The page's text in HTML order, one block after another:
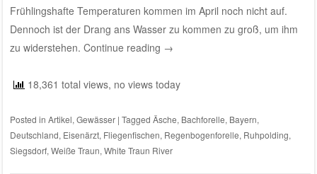
Frühlingshafte Temperaturen kommen im April noch nicht auf.
Dennoch ist der Drang ans Wasser zu kommen zu groß, um ihm
zu widerstehen. Continue reading →
18,361 total views, no views today
Posted in Artikel, Gewässer | Tagged Äsche, Bachforelle, Bayern,
Deutschland, Eisenärzt, Fliegenfischen, Regenbogenforelle, Ruhpolding,
Siegsdorf, Weiße Traun, White Traun River